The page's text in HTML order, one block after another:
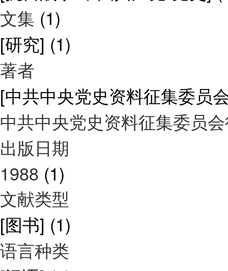
文集 (1)
[研究] (1)
著者
[中共中央党史资料征集委员
中共中央党史资料征集委员
出版日期
1988 (1)
文献类型
[图书] (1)
语言种类